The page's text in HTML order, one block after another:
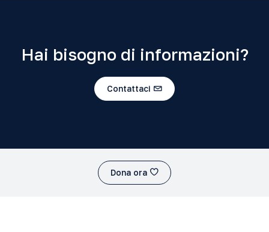
Hai bisogno di informazioni?
Contattaci
Dona ora